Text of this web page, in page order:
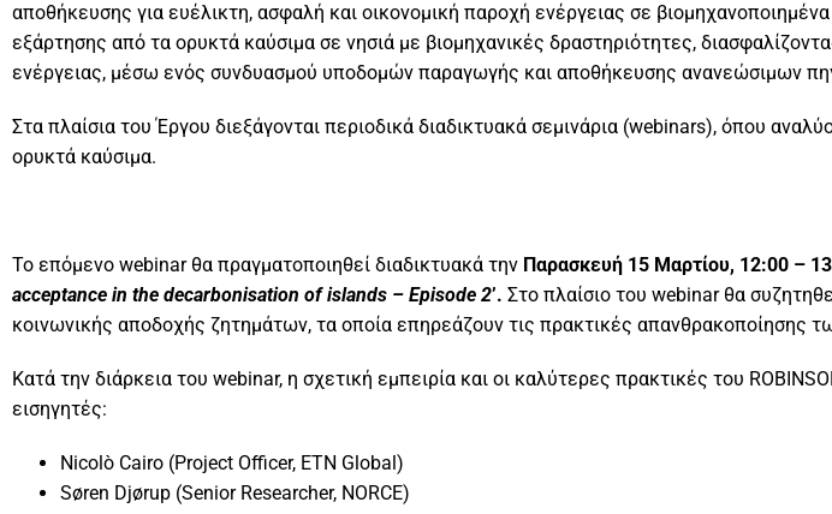
αποθήκευσης για ευέλικτη, ασφαλή και οικονομική παροχή ενέργειας σε
εξάρτησης από τα ορυκτά καύσιμα σε νησιά με βιομηχανικές δραστηριότητες,
ενέργειας, μέσω ενός συνδυασμού υποδομών παραγωγής και αποθήκευσης ανανεώσιμων
Στα πλαίσια του Έργου διεξάγονται περιοδικά διαδικτυακά σεμινάρια (webinars), όπου
ορυκτά καύσιμα.
Το επόμενο webinar θα πραγματοποιηθεί διαδικτυακά την Παρασκευή 15 Μαρτίου, 12:00 –
acceptance in the decarbonisation of islands – Episode 2’. Στο πλαίσιο του webinar θα
κοινωνικής αποδοχής ζητημάτων, τα οποία επηρεάζουν τις πρακτικές απανθρακοποίησης
Κατά την διάρκεια του webinar, η σχετική εμπειρία και οι καλύτερες πρακτικές του
εισηγητές:
Nicolò Cairo (Project Officer, ETN Global)
Søren Djørup (Senior Researcher, NORCE)